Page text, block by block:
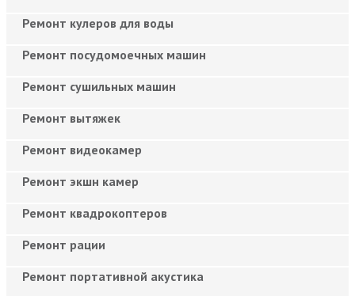
Ремонт кулеров для воды
Ремонт посудомоечных машин
Ремонт сушильных машин
Ремонт вытяжек
Ремонт видеокамер
Ремонт экшн камер
Ремонт квадрокоптеров
Ремонт рации
Ремонт портативной акустика